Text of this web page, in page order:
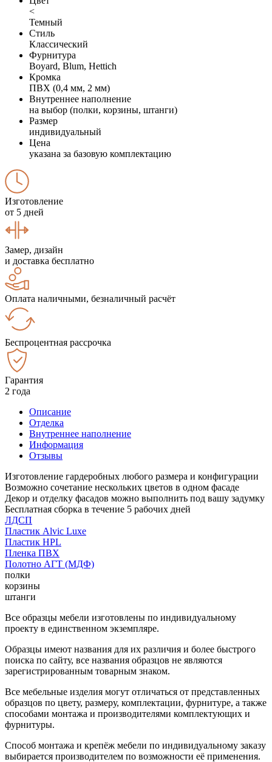
<
Темный
Стиль
Классический
Фурнитура
Boyard, Blum, Hettich
Кромка
ПВХ (0,4 мм, 2 мм)
Внутреннее наполнение
на выбор (полки, корзины, штанги)
Размер
индивидуальный
Цена
указана за базовую комплектацию
Изготовление
от 5 дней
Замер, дизайн
и доставка бесплатно
Оплата наличными, безналичный расчёт
Беспроцентная рассрочка
Гарантия
2 года
Описание
Отделка
Внутреннее наполнение
Информация
Отзывы
Изготовление гардеробных любого размера и конфигурации
Возможно сочетание нескольких цветов в одном фасаде
Декор и отделку фасадов можно выполнить под вашу задумку
Бесплатная сборка в течение 5 рабочих дней
ЛДСП
Пластик Alvic Luxe
Пластик HPL
Пленка ПВХ
Полотно АГТ (МДФ)
полки
корзины
штанги
Все образцы мебели изготовлены по индивидуальному
проекту в единственном экземпляре.
Образцы имеют названия для их различия и более быстрого
поиска по сайту, все названия образцов не являются
зарегистрированным товарным знаком.
Все мебельные изделия могут отличаться от представленных
образцов по цвету, размеру, комплектации, фурнитуре, а также
способами монтажа и производителями комплектующих и
фурнитуры.
Способ монтажа и крепёж мебели по индивидуальному заказу
выбирается производителем по возможности её применения.